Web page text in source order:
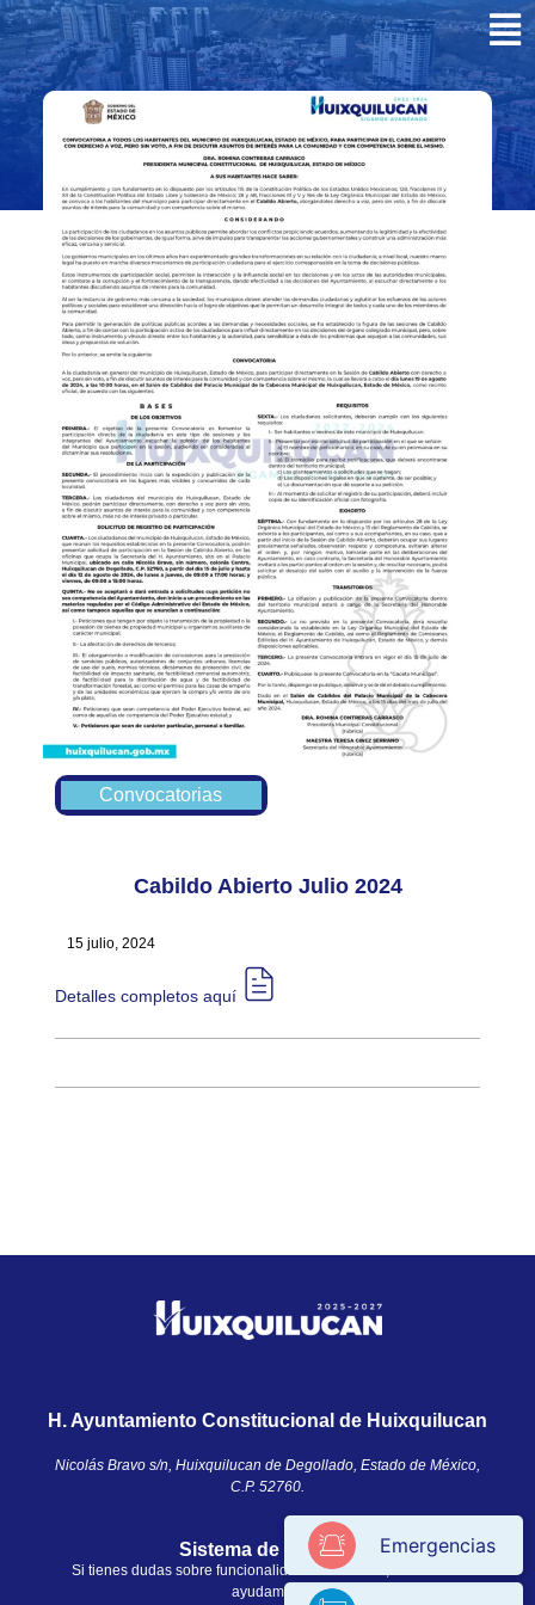
Convocatorias
Cabildo Abierto Julio 2024
15 julio, 2024
Detalles completos aquí​​
H. Ayuntamiento Constitucional de Huixquilucan
Nicolás Bravo s/n, Huixquilucan de Degollado, Estado de México,
C.P. 52760.​
Sistema de ayuda
Si tienes dudas sobre funcionalidades en el sitio, nosotros te
ayudamos.
Emergencias